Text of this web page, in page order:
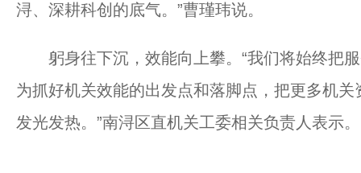
浔、深耕科创的底气。”曹瑾玮说。
躬身往下沉，效能向上攀。“我们将始终把服
为抓好机关效能的出发点和落脚点，把更多机
发光发热。”南浔区直机关工委相关负责人表示